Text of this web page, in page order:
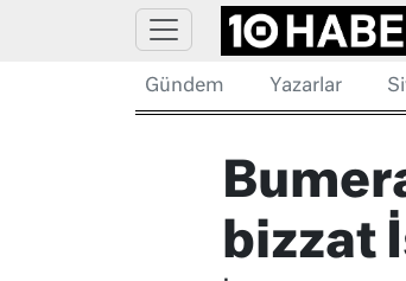
Gündem Yazarlar
bizzat